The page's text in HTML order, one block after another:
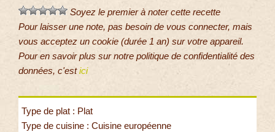
Soyez le premier à noter cette recette
Pour laisser une note, pas besoin de vous connecter, mais
vous acceptez un cookie (durée 1 an) sur votre appareil.
Pour en savoir plus sur notre politique de confidentialité des
données, c'estici
Type de plat : Plat
Type de cuisine : Cuisine européenne